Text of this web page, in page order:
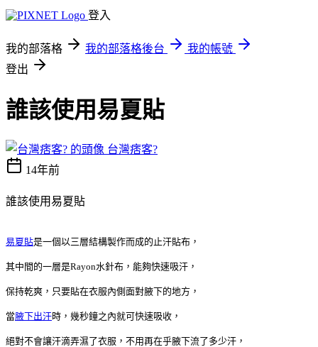
登入
我的部落格 我的部落格後台
我的帳號
登出
誰該使用易夏貼
台灣痞客?
14年前
誰該使用易夏貼
易夏貼是一個以三層結構製作而成的止汗貼布，
其中間的一層是Rayon水針布，能夠快速吸汗，
保持乾爽，只要貼在衣服內側面對腋下的地方，
當腋下出汗時，幾秒鐘之內就可快速吸收，
絕對不會讓汗滴弄濕了衣服，不用再在乎腋下流了多少汗，